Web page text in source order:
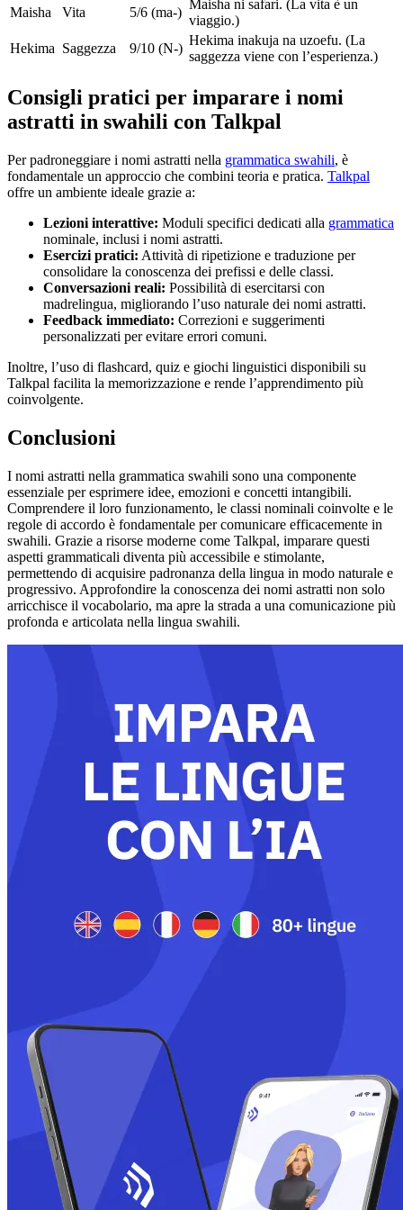
Maisha Vita 5/6 (ma-)
Maisha ni safari. (La vita è un
viaggio.)
Hekima Saggezza 9/10 (N-)
Hekima inakuja na uzoefu. (La
saggezza viene con l’esperienza.)
Consigli pratici per imparare i nomi
astratti in swahili con Talkpal
Per padroneggiare i nomi astratti nella grammatica swahili, è
fondamentale un approccio che combini teoria e pratica. Talkpal
offre un ambiente ideale grazie a:
Lezioni interattive: Moduli specifici dedicati alla grammatica
nominale, inclusi i nomi astratti.
Esercizi pratici: Attività di ripetizione e traduzione per
consolidare la conoscenza dei prefissi e delle classi.
Conversazioni reali: Possibilità di esercitarsi con
madrelingua, migliorando l’uso naturale dei nomi astratti.
Feedback immediato: Correzioni e suggerimenti
personalizzati per evitare errori comuni.
Inoltre, l’uso di flashcard, quiz e giochi linguistici disponibili su
Talkpal facilita la memorizzazione e rende l’apprendimento più
coinvolgente.
Conclusioni
I nomi astratti nella grammatica swahili sono una componente
essenziale per esprimere idee, emozioni e concetti intangibili.
Comprendere il loro funzionamento, le classi nominali coinvolte e le
regole di accordo è fondamentale per comunicare efficacemente in
swahili. Grazie a risorse moderne come Talkpal, imparare questi
aspetti grammaticali diventa più accessibile e stimolante,
permettendo di acquisire padronanza della lingua in modo naturale e
progressivo. Approfondire la conoscenza dei nomi astratti non solo
arricchisce il vocabolario, ma apre la strada a una comunicazione più
profonda e articolata nella lingua swahili.